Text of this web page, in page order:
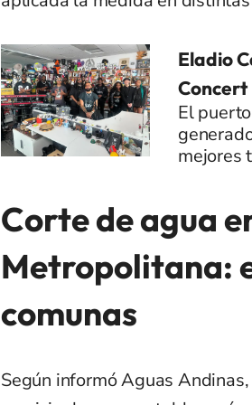
Eladio
Concert
El
mejores
Corte de agua
Metropolitana:
comunas
Según informó Aguas